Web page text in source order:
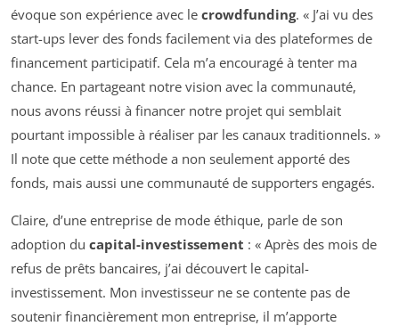
évoque son expérience avec le crowdfunding. « J’ai vu des
start-ups lever des fonds facilement via des plateformes de
financement participatif. Cela m’a encouragé à tenter ma
chance. En partageant notre vision avec la communauté,
nous avons réussi à financer notre projet qui semblait
pourtant impossible à réaliser par les canaux traditionnels. »
Il note que cette méthode a non seulement apporté des
fonds, mais aussi une communauté de supporters engagés.
Claire, d’une entreprise de mode éthique, parle de son
adoption du capital-investissement : « Après des mois de
refus de prêts bancaires, j’ai découvert le capital-
investissement. Mon investisseur ne se contente pas de
soutenir financièrement mon entreprise, il m’apporte